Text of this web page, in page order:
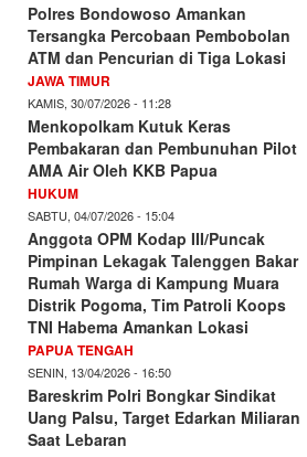
Polres Bondowoso Amankan
Tersangka Percobaan Pembobolan
ATM dan Pencurian di Tiga Lokasi
JAWA TIMUR
KAMIS, 30/07/2026 - 11:28
Menkopolkam Kutuk Keras
Pembakaran dan Pembunuhan Pilot
AMA Air Oleh KKB Papua
HUKUM
SABTU, 04/07/2026 - 15:04
Anggota OPM Kodap III/Puncak
Pimpinan Lekagak Talenggen Bakar
Rumah Warga di Kampung Muara
Distrik Pogoma, Tim Patroli Koops
TNI Habema Amankan Lokasi
PAPUA TENGAH
SENIN, 13/04/2026 - 16:50
Bareskrim Polri Bongkar Sindikat
Uang Palsu, Target Edarkan Miliaran
Saat Lebaran